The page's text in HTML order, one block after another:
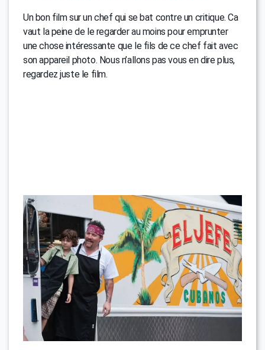
Un bon film sur un chef qui se bat contre un critique. Ca
vaut la peine de le regarder au moins pour emprunter
une chose intéressante que le fils de ce chef fait avec
son appareil photo. Nous n’allons pas vous en dire plus,
regardez juste le film.